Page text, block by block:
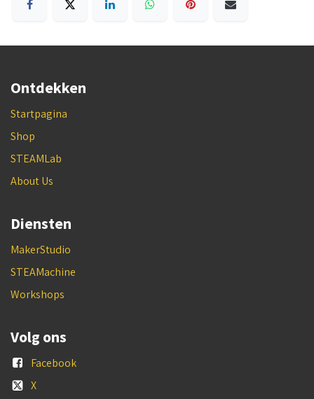
Ontdekken
Startpagina
Shop
STEAMLab
About Us
Diensten
MakerStudio
STEAMachine
Workshops
Volg ons
Facebook
X